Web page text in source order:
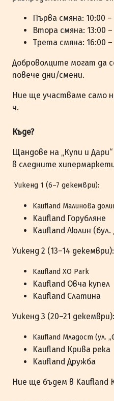
Първа смяна: 10:00 –
Втора смяна: 13:00 –
Трета смяна: 16:00 –
Доброволците могат да
повече дни/смени.
Ние ще участваме само
ч.
Къде?
Щандове на „Купи и
в следните
Уикенд 1 (6–7 декември):
Kaufland Малинова
Kaufland Горубляне
Kaufland Люлин
Уикенд 2 (13–14 декември):
Kaufland XO Park
Kaufland Овча купел
Kaufland Слатина
Уикенд 3 (20–21 декември):
Kaufland Младост (ул.
Kaufland Крива река
Kaufland Дружба
Ние ще бъдем в Kaufland